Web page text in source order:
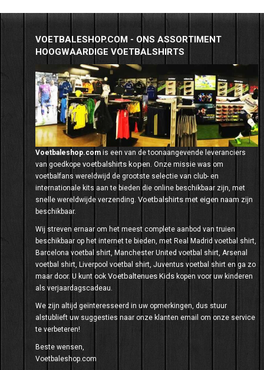
VOETBALESHOP.COM - ONS ASSORTIMENT
HOOGWAARDIGE VOETBALSHIRTS
Voetbaleshop.com is een van de toonaangevende leveranciers
van goedkope voetbalshirts kopen. Onze missie was om
voetbalfans wereldwijd de grootste selectie van club- en
internationale kits aan te bieden die online beschikbaar zijn, met
snelle wereldwijde verzending. Voetbalshirts met eigen naam zijn
beschikbaar.
Wij streven ernaar om het meest complete aanbod van truien
beschikbaar op het internet te bieden, met Real Madrid voetbal shirt,
Barcelona voetbal shirt, Manchester United voetbal shirt, Arsenal
voetbal shirt, Liverpool voetbal shirt, Juventus voetbal shirt en ga zo
maar door. U kunt ook Voetbaltenues Kids kopen voor uw kinderen
als verjaardagscadeau.
We zijn altijd geïnteresseerd in uw opmerkingen, dus stuur
alstublieft uw suggesties naar onze klanten email om onze service
te verbeteren!
Beste wensen,
Voetbaleshop.com